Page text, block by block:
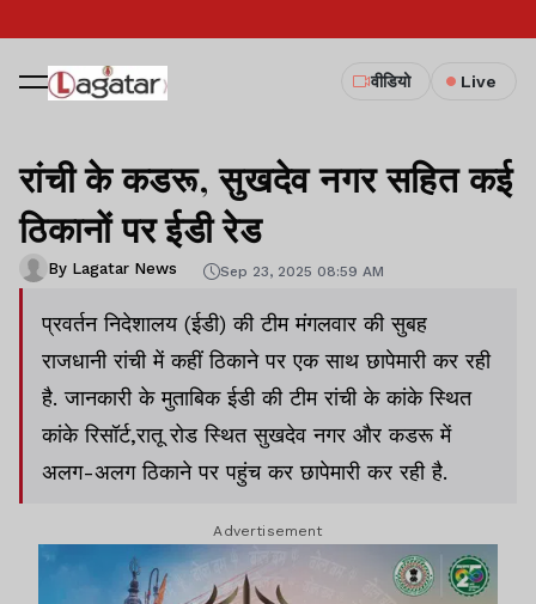
वीडियो Live
रांची के कडरू, सुखदेव नगर सहित कई
ठिकानों पर ईडी रेड
By Lagatar News Sep 23, 2025 08:59 AM
प्रवर्तन निदेशालय (ईडी) की टीम मंगलवार की सुबह
राजधानी रांची में कहीं ठिकाने पर एक साथ छापेमारी कर रही
है. जानकारी के मुताबिक ईडी की टीम रांची के कांके स्थित
कांके रिसॉर्ट,रातू रोड स्थित सुखदेव नगर और कडरू में
अलग-अलग ठिकाने पर पहुंच कर छापेमारी कर रही है.
Advertisement